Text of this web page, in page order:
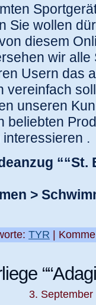
Sie wollen
diesem
wir alle
Usern das
vereinfach
unseren
beliebten
.
““St.
>
TYR |
3.